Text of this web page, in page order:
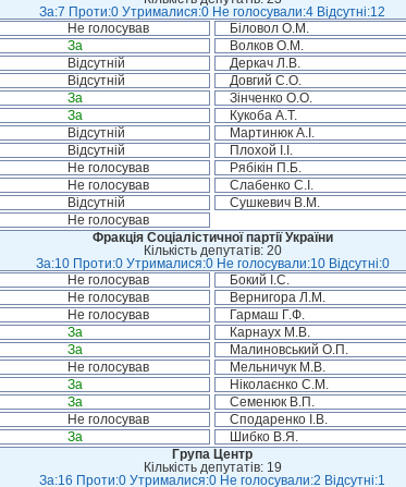
За:7 Проти:0 Утрималися:0 Не голосували:4 Відсутні:12
Не голосував Біловол О.М.
За Волков О.М.
Відсутній Деркач Л.В.
Відсутній Довгий С.О.
За Зінченко О.О.
За Кукоба А.Т.
Відсутній Мартинюк А.І.
Відсутній Плохой І.І.
Не голосував Рябікін П.Б.
Не голосував Слабенко С.І.
Відсутній Сушкевич В.М.
Не голосував
Фракція Соціалістичної партії України
Кількість депутатів: 20
За:10 Проти:0 Утрималися:0 Не голосували:10 Відсутні:0
Не голосував Бокий І.С.
Не голосував Вернигора Л.М.
Не голосував Гармаш Г.Ф.
За Карнаух М.В.
За Малиновський О.П.
Не голосував Мельничук М.В.
За Ніколаєнко С.М.
За Семенюк В.П.
Не голосував Сподаренко І.В.
За Шибко В.Я.
Група Центр
Кількість депутатів: 19
За:16 Проти:0 Утрималися:0 Не голосували:2 Відсутні:1